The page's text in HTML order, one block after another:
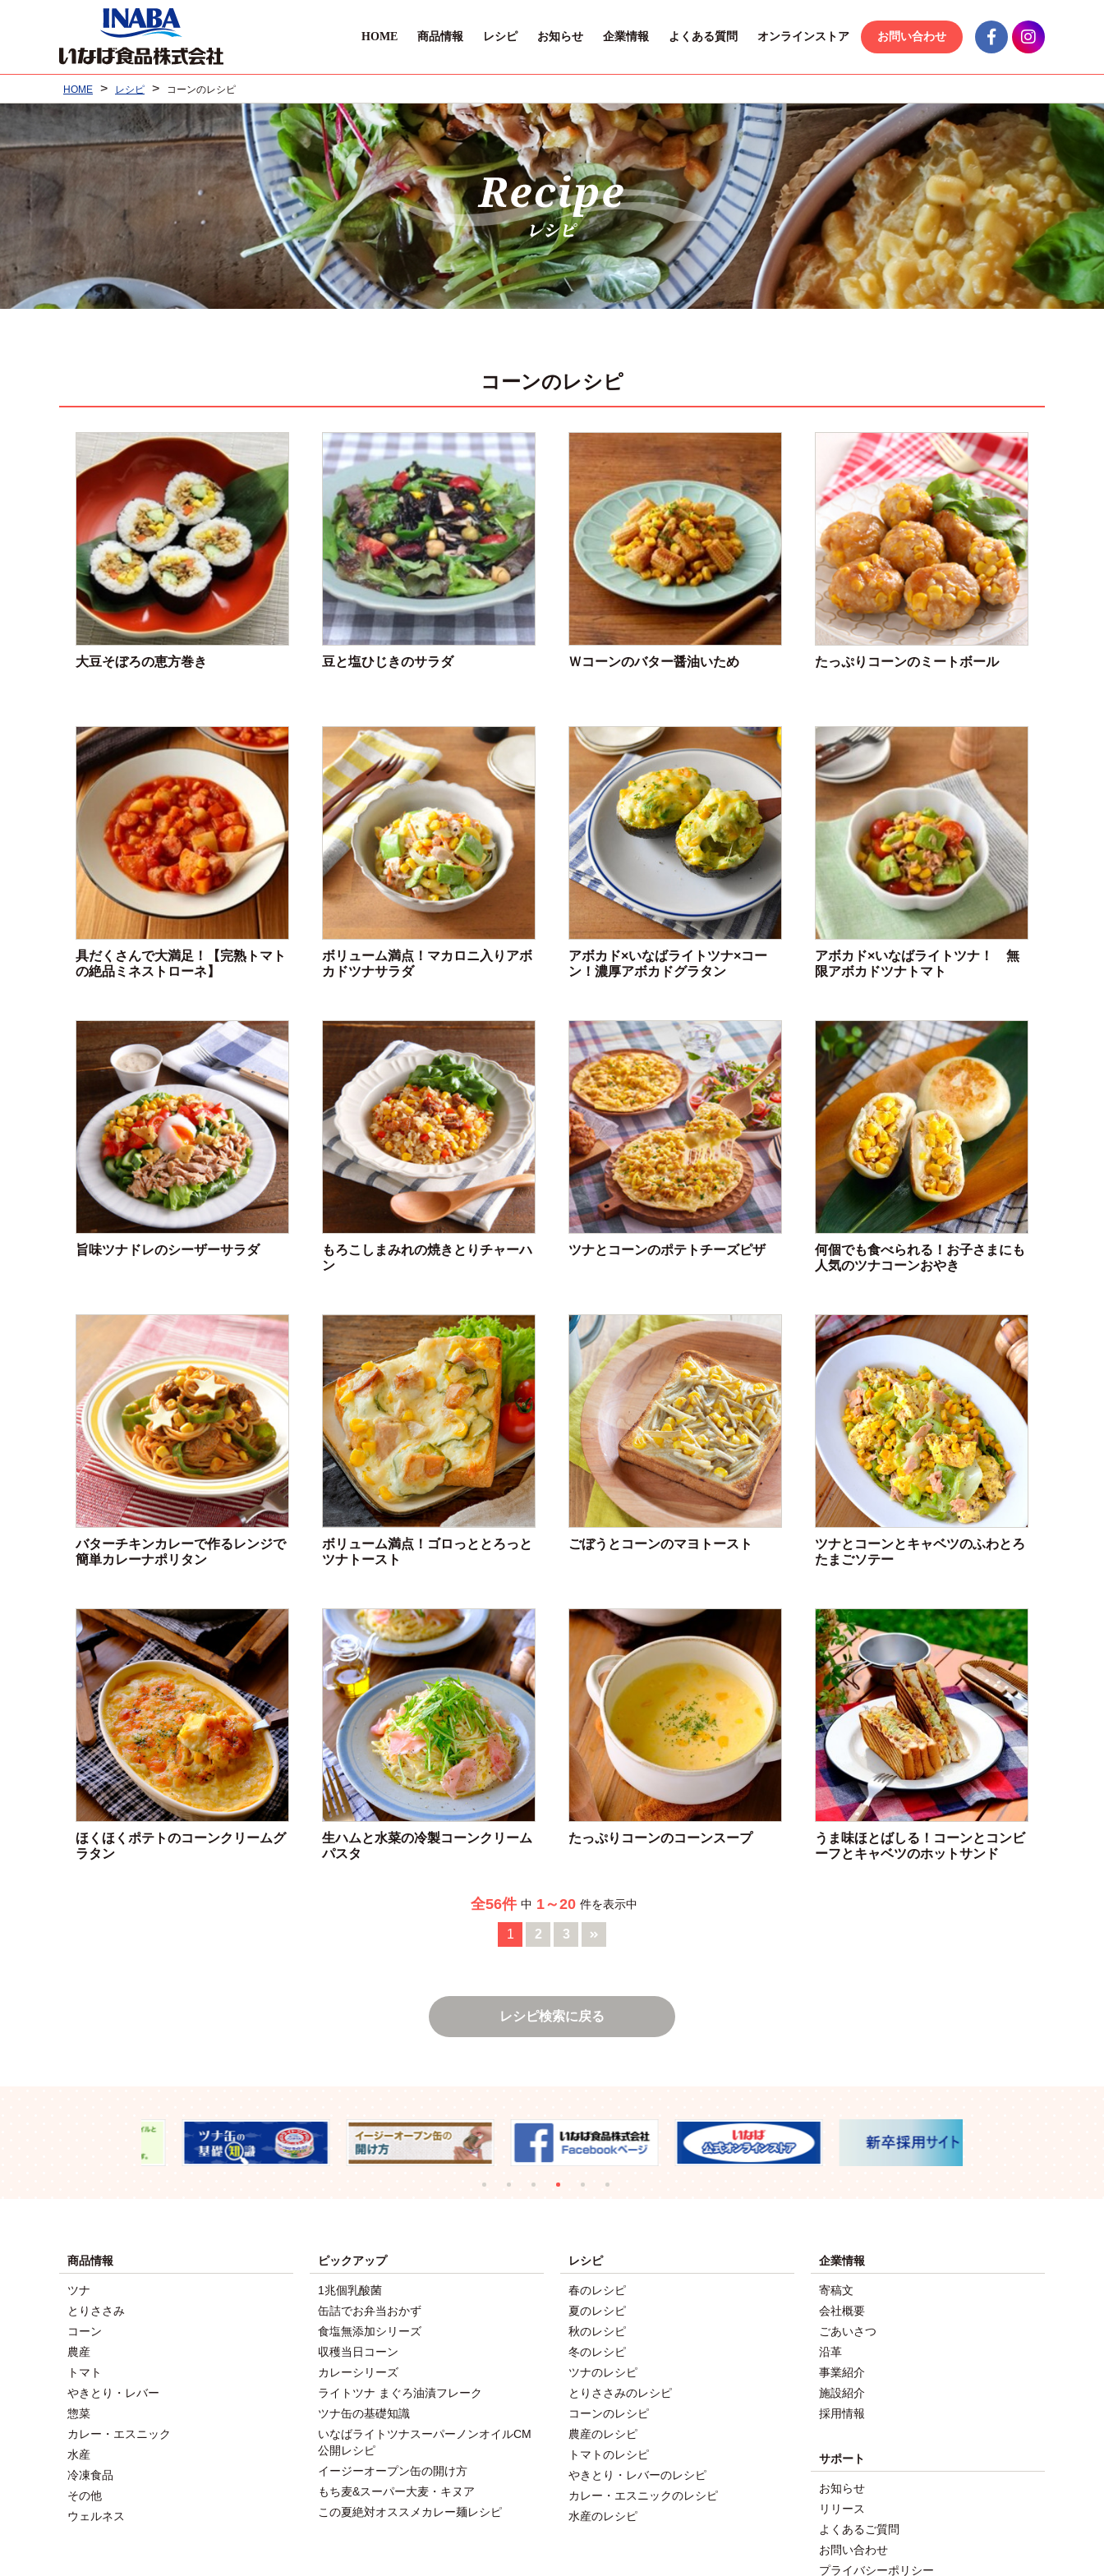
HOME 商品情報 レシピ お知らせ 企業情報 よくある質問 オンラインストア お問い合わせ
HOME > レシピ > コーンのレシピ
コーンのレシピ
大豆そぼろの恵方巻き 豆と塩ひじきのサラダ Ｗコーンのバター醤油いため たっぷりコーンのミートボール
具だくさんで大満足！【完熟トマト
の絶品ミネストローネ】
ボリューム満点！マカロニ入りアボ
カドツナサラダ
アボカド×いなばライトツナ×コー
ン！濃厚アボカドグラタン
アボカド×いなばライトツナ！ 無
限アボカドツナトマト
旨味ツナドレのシーザーサラダ
もろこしまみれの焼きとりチャーハ
ン
ツナとコーンのポテトチーズピザ
何個でも食べられる！お子さまにも
人気のツナコーンおやき
バターチキンカレーで作るレンジで
簡単カレーナポリタン
ボリューム満点！ゴロっととろっと
ツナトースト
ごぼうとコーンのマヨトースト
ツナとコーンとキャベツのふわとろ
たまごソテー
ほくほくポテトのコーンクリームグ
ラタン
生ハムと水菜の冷製コーンクリーム
パスタ
たっぷりコーンのコーンスープ
うま味ほとばしる！コーンとコンビ
ーフとキャベツのホットサンド
全56件 中 1～20 件を表示中
1 2 3
レシピ検索に戻る
商品情報
ツナ
とりささみ
コーン
農産
トマト
やきとり・レバー
惣菜
カレー・エスニック
水産
冷凍食品
その他
ウェルネス
ピックアップ
1兆個乳酸菌
缶詰でお弁当おかず
食塩無添加シリーズ
収穫当日コーン
カレーシリーズ
ライトツナ まぐろ油漬フレーク
ツナ缶の基礎知識
いなばライトツナスーパーノンオイルCM
公開レシピ
イージーオープン缶の開け方
もち麦&スーパー大麦・キヌア
この夏絶対オススメカレー麺レシピ
レシピ
春のレシピ
夏のレシピ
秋のレシピ
冬のレシピ
ツナのレシピ
とりささみのレシピ
コーンのレシピ
農産のレシピ
トマトのレシピ
やきとり・レバーのレシピ
カレー・エスニックのレシピ
水産のレシピ
企業情報
寄稿文
会社概要
ごあいさつ
沿革
事業紹介
施設紹介
採用情報
サポート
お知らせ
リリース
よくあるご質問
お問い合わせ
プライバシーポリシー